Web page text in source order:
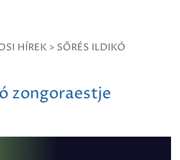
HÍREK > SŐRÉS ILDIKÓ
zongoraestje